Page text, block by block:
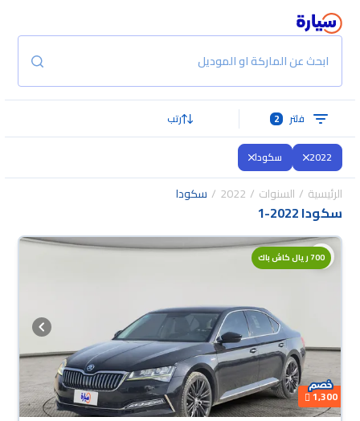
ابحث عن الماركة او الموديل
فلتر 2 رتب
2022 سكودا
الرئيسية السنوات 2022 سكودا
سكودا 2022 -
1
700 ريال كاش باك
1,300